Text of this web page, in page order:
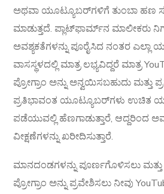
ಅಥವಾ ಯೂಟ್ಯೂಬರ್‌ಗಳಿಗೆ ತುಂಬಾ ಹಣ
ಮಾಡುತ್ತದೆ. ಪ್ಲಾಟ್‌ಫಾರ್ಮ್‌ನ ಮಾಲೀಕರು
ಅವಶ್ಯಕತೆಗಳನ್ನು ಪೂರೈಸಿದ ನಂತರ
ವಾಸಸ್ಥಳದಲ್ಲಿ ಮಾತ್ರ ಲಭ್ಯವಿದ್ದರೆ ಮಾತ್ರ
ಪ್ರೋಗ್ರಾಂ ಅನ್ನು ಅನ್ವಯಿಸಬಹುದು ಮತ್ತು
ಪ್ರತಿಭಾವಂತ ಯೂಟ್ಯೂಬರ್‌ಗಳು ಉಚಿತ
ಪಡೆಯುವಲ್ಲಿ ಹೆಣಗಾಡುತ್ತಾರೆ, ಆದ್ದರಿಂದ
ವೀಕ್ಷಣೆಗಳನ್ನು ಖರೀದಿಸುತ್ತಾರೆ.
ಮಾನದಂಡಗಳನ್ನು ಪೂರ್ಣಗೊಳಿಸಲು ಮತ್ತು
ಪ್ರೋಗ್ರಾಂ ಅನ್ನು ಪ್ರವೇಶಿಸಲು ನೀವು